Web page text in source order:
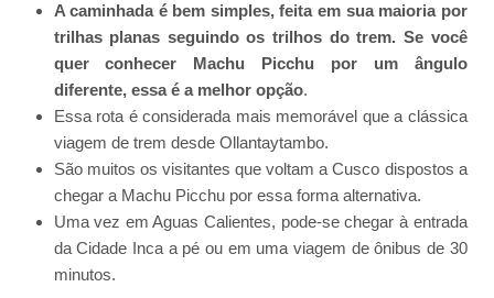
A caminhada é bem simples, feita em sua maioria por
trilhas planas seguindo os trilhos do trem. Se você
quer conhecer Machu Picchu por um ângulo
diferente, essa é a melhor opção.
Essa rota é considerada mais memorável que a clássica
viagem de trem desde Ollantaytambo.
São muitos os visitantes que voltam a Cusco dispostos a
chegar a Machu Picchu por essa forma alternativa.
Uma vez em Aguas Calientes, pode-se chegar à entrada
da Cidade Inca a pé ou em uma viagem de ônibus de 30
minutos.